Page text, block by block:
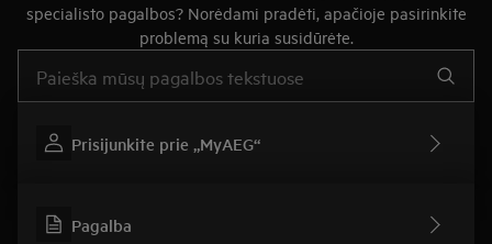
specialisto pagalbos? Norėdami pradėti, apačioje pasirinkite
problemą su kuria susidūrėte.
Prisijunkite prie „MyAEG“
Pagalba